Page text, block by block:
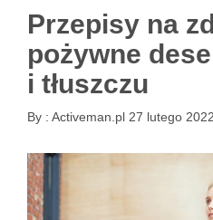
Przepisy na
pożywne
i tłuszczu
By : Activeman.pl 27 lutego 2022